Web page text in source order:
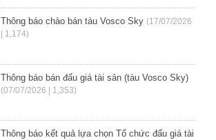
Thông báo chào bán tàu Vosco Sky (17/07/2026
| 1,174)
Thông báo bán đấu giá tài sản (tàu Vosco Sky)
(07/07/2026 | 1,353)
Thông báo kết quả lựa chọn Tổ chức đấu giá tài